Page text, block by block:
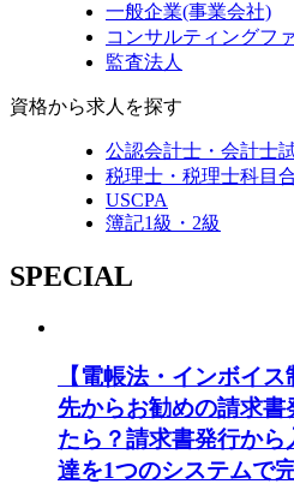
一般企業(事業会社)
コンサルティングフ
監査法人
資格から求人を探す
公認会計士・会計士
税理士・税理士科目
USCPA
簿記1級・2級
SPECIAL
【電帳法・インボイ
先からお勧めの請求
たら？請求書発行か
達を1つのシステムで